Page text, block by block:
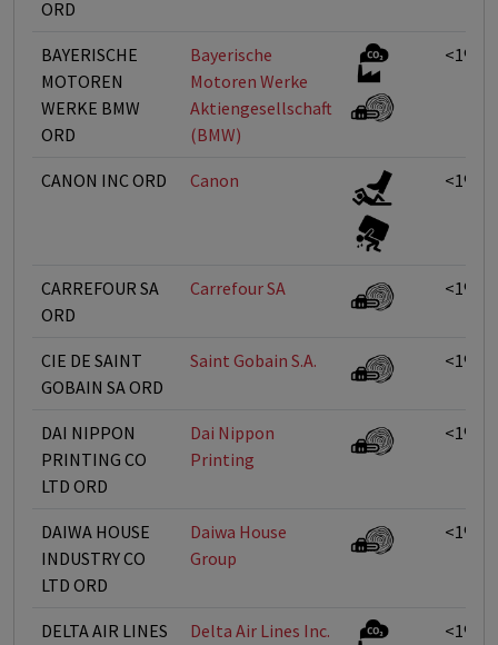
ORD
BAYERISCHE
MOTOREN
WERKE BMW
ORD
Bayerische
Motoren Werke
Aktiengesellschaft
(BMW)
<1%
CANON INC ORD Canon <1%
CARREFOUR SA
ORD
Carrefour SA <1%
CIE DE SAINT
GOBAIN SA ORD
Saint Gobain S.A. <1%
DAI NIPPON
PRINTING CO
LTD ORD
Dai Nippon
Printing
<1%
DAIWA HOUSE
INDUSTRY CO
LTD ORD
Daiwa House
Group
<1%
DELTA AIR LINES
Delta Air Lines Inc. <1%